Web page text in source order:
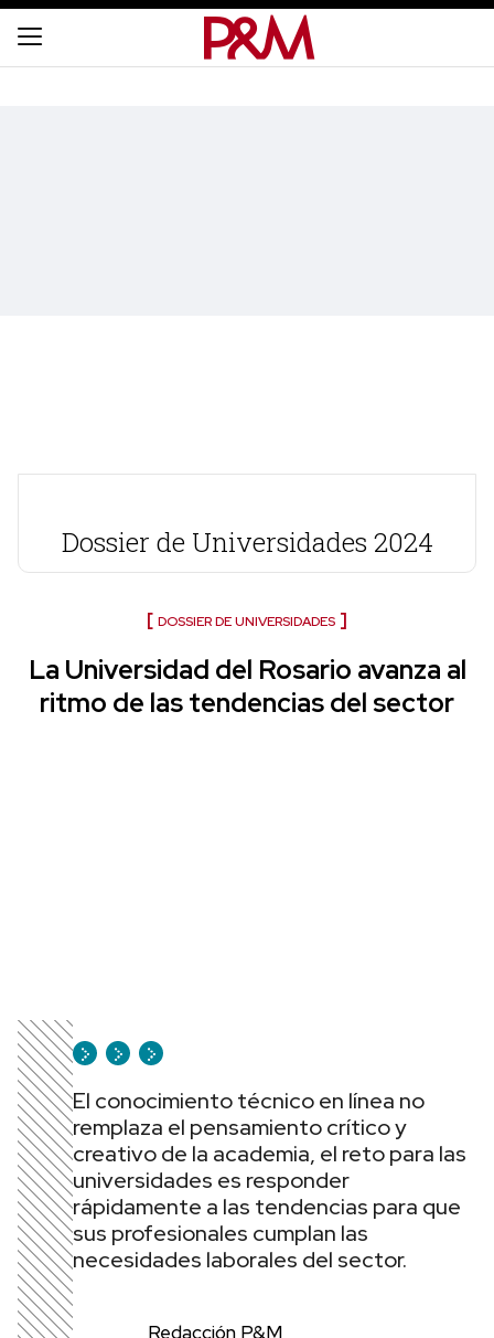
Dossier de Universidades 2024
DOSSIER DE UNIVERSIDADES
La Universidad del Rosario avanza al
ritmo de las tendencias del sector
El conocimiento técnico en línea no
remplaza el pensamiento crítico y
creativo de la academia, el reto para las
universidades es responder
rápidamente a las tendencias para que
sus profesionales cumplan las
necesidades laborales del sector.
Redacción P&M